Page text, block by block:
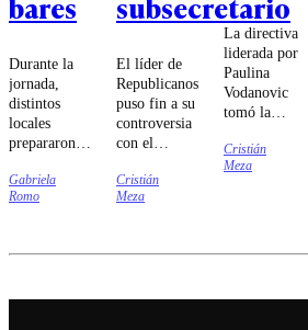
Durante la
jornada,
distintos
locales
prepararon
sus clientes,
incluyendo
rebajas en
seleccionadas,
Gabriela
Romo
El líder de
Republicanos
puso fin a su
controversia
con el
de Interior.
Cristián
Meza
La directiva
liderada por
Paulina
Vodanovic
tomó la
que la Fiscalía
Regional de
que involucra
Cristián
Meza